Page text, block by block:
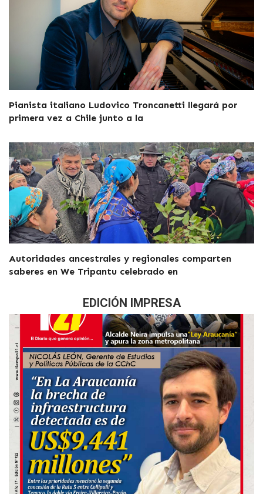
Pianista italiano Ludovico Troncanetti llegará por
primera vez a Chile junto a la
Autoridades ancestrales y regionales comparten
saberes en We Tripantu celebrado en
EDICIÓN IMPRESA